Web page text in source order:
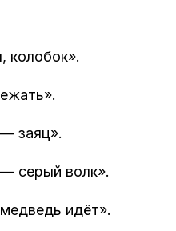
колобок».
заяц».
серый волк».
идёт».